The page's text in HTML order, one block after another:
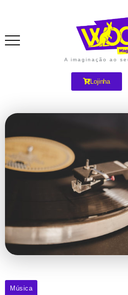
A imaginação ao
Lojinha
Música